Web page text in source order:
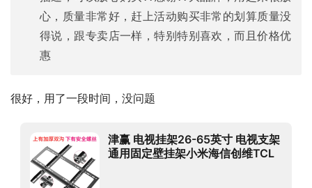
心，质量非常好，赶上活动购买非常的划算质量没
得说，跟专卖店一样，特别特别喜欢，而且价格优
惠
很好，用了一段时间，没问题
津赢 电视挂架26-65英寸 电视支架
通用固定壁挂架小米海信创维TCL